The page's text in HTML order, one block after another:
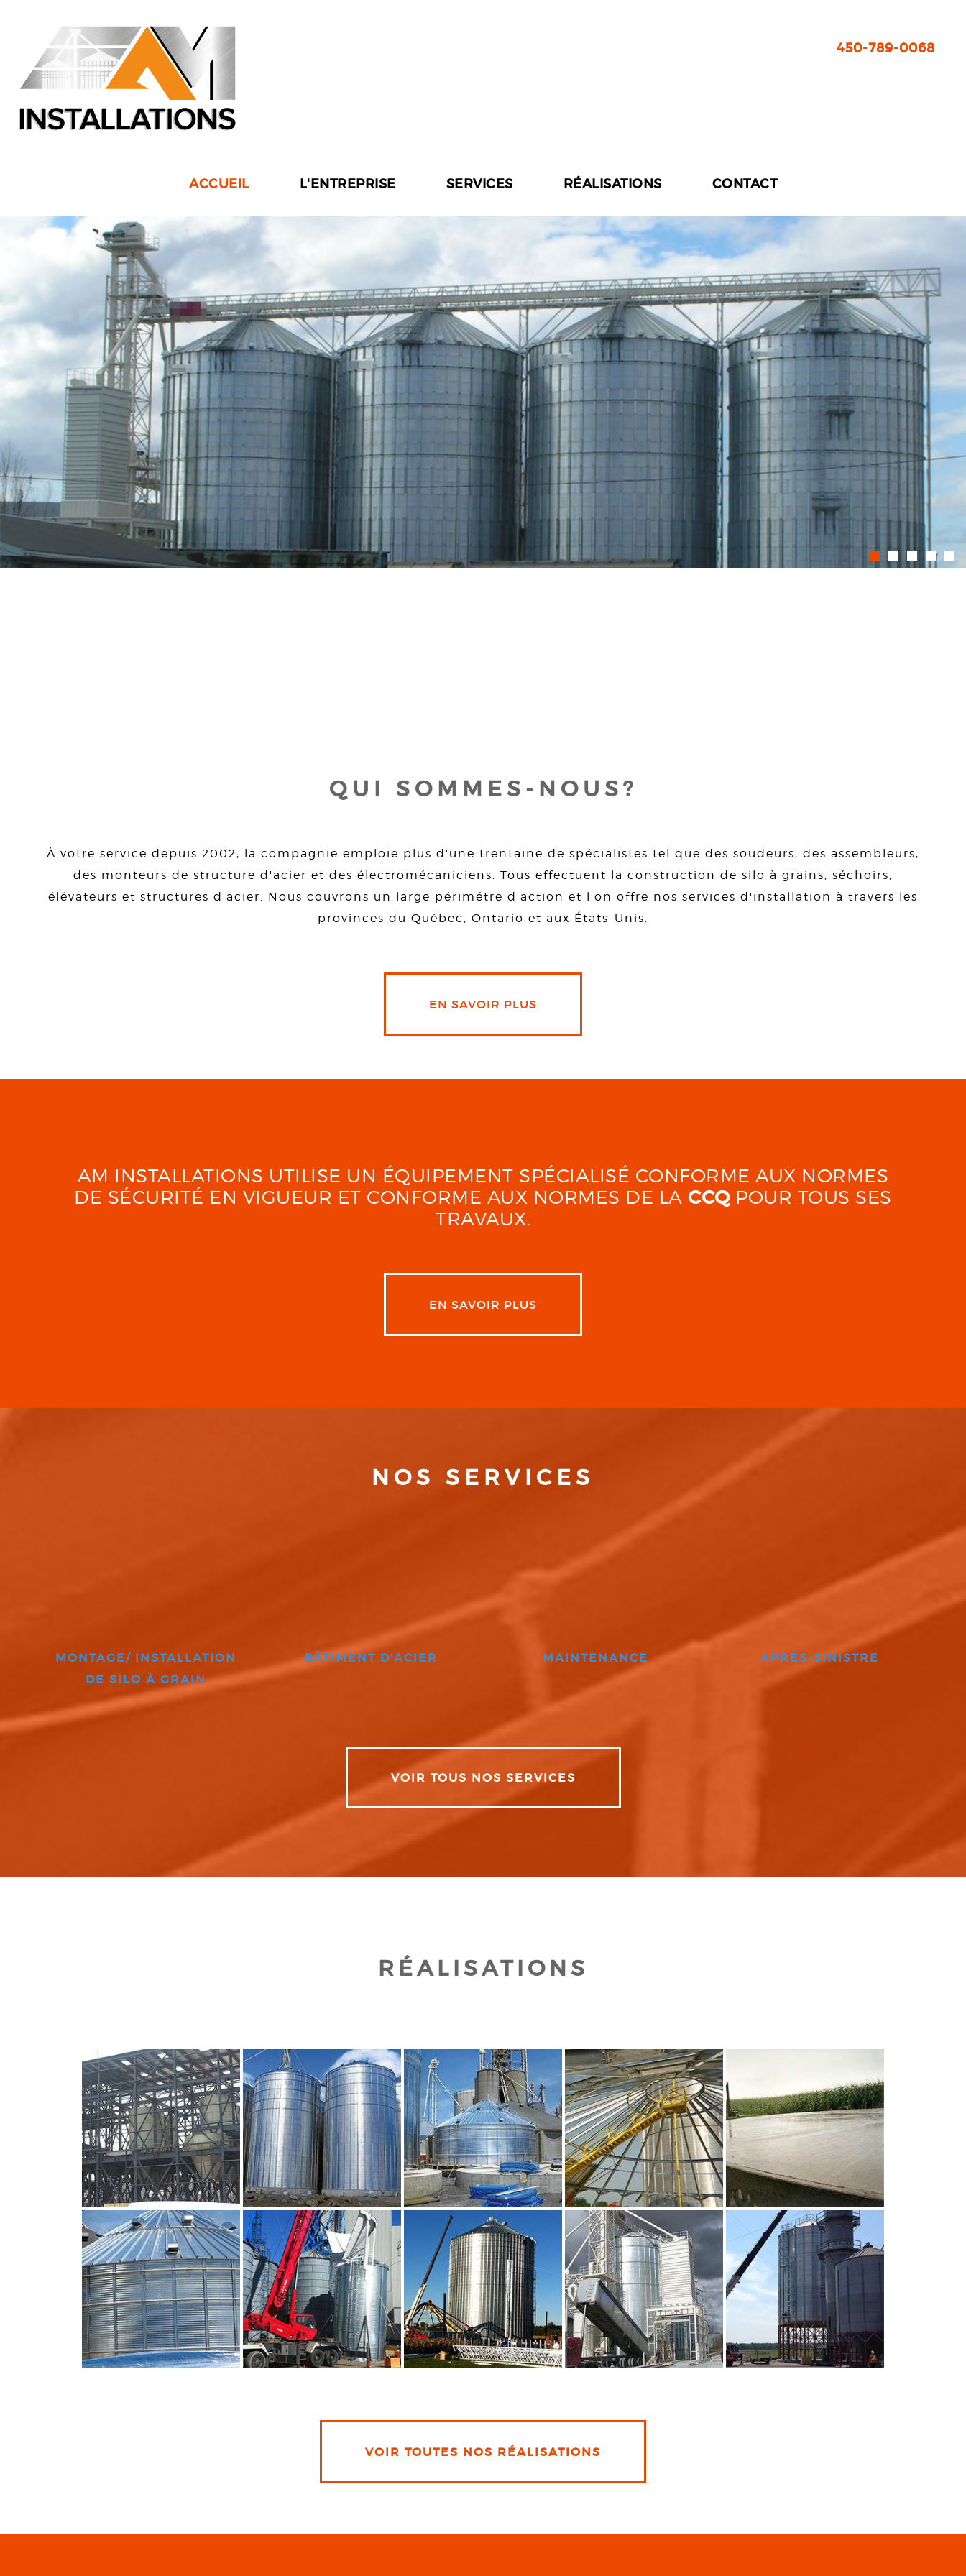
450-789-0068
ACCUEIL L'ENTREPRISE SERVICES RÉALISATIONS CONTACT
QUI SOMMES-NOUS?
À votre service depuis 2002, la compagnie emploie plus d'une trentaine de spécialistes tel que des soudeurs, des assembleurs,
des monteurs de structure d'acier et des électromécaniciens. Tous effectuent la construction de silo à grains, séchoirs,
élévateurs et structures d'acier. Nous couvrons un large périmétre d'action et l'on offre nos services d'installation à travers les
provinces du Québec, Ontario et aux États-Unis.
EN SAVOIR PLUS
AM INSTALLATIONS UTILISE UN ÉQUIPEMENT SPÉCIALISÉ CONFORME AUX NORMES
DE SÉCURITÉ EN VIGUEUR ET CONFORME AUX NORMES DE LA CCQPOUR TOUS SES
TRAVAUX.
EN SAVOIR PLUS
NOS SERVICES
MONTAGE/ INSTALLATION
DE SILO À GRAIN
BÂTIMENT D'ACIER MAINTENANCE APRÈS-SINISTRE
VOIR TOUS NOS SERVICES
RÉALISATIONS
CLIQUEZ POUR AGRANDIR CLIQUEZ POUR AGRANDIR CLIQUEZ POUR AGRANDIR CLIQUEZ POUR AGRANDIR CLIQUEZ POUR AGRANDIR
VOIR TOUTES NOS RÉALISATIONS